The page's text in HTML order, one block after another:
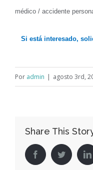
médico / accidente
Si está interesado,
Por admin | agosto 3rd,
Share This
FacebookTwitter